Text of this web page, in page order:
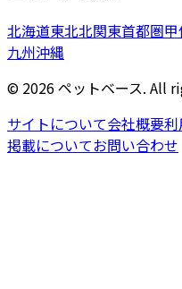
北海道東北北関東首都圏
九州沖縄
© 2026ペットベース. All
サイトについて会社概要利
掲載についてお問い合わせ